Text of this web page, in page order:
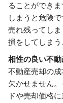
ることができ
しまうと危険
売れ残ってし
損をしてしまう
相性の良い不
不動産売却の
欠かせません
ドや売却価格